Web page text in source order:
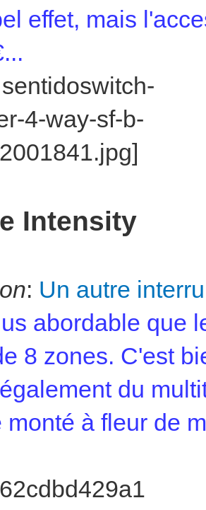
effet, mais
Intensity
: Un autre
abordable que
8 zones. C'est
du
monté à fleur de